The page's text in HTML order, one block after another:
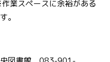
スペースに余裕がある
。